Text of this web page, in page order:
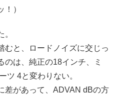
）
むと、ロードノイズに交じっ
のは、純正の18インチ、ミ
ツ 4と変わりない。
差があって、ADVAN dBの方